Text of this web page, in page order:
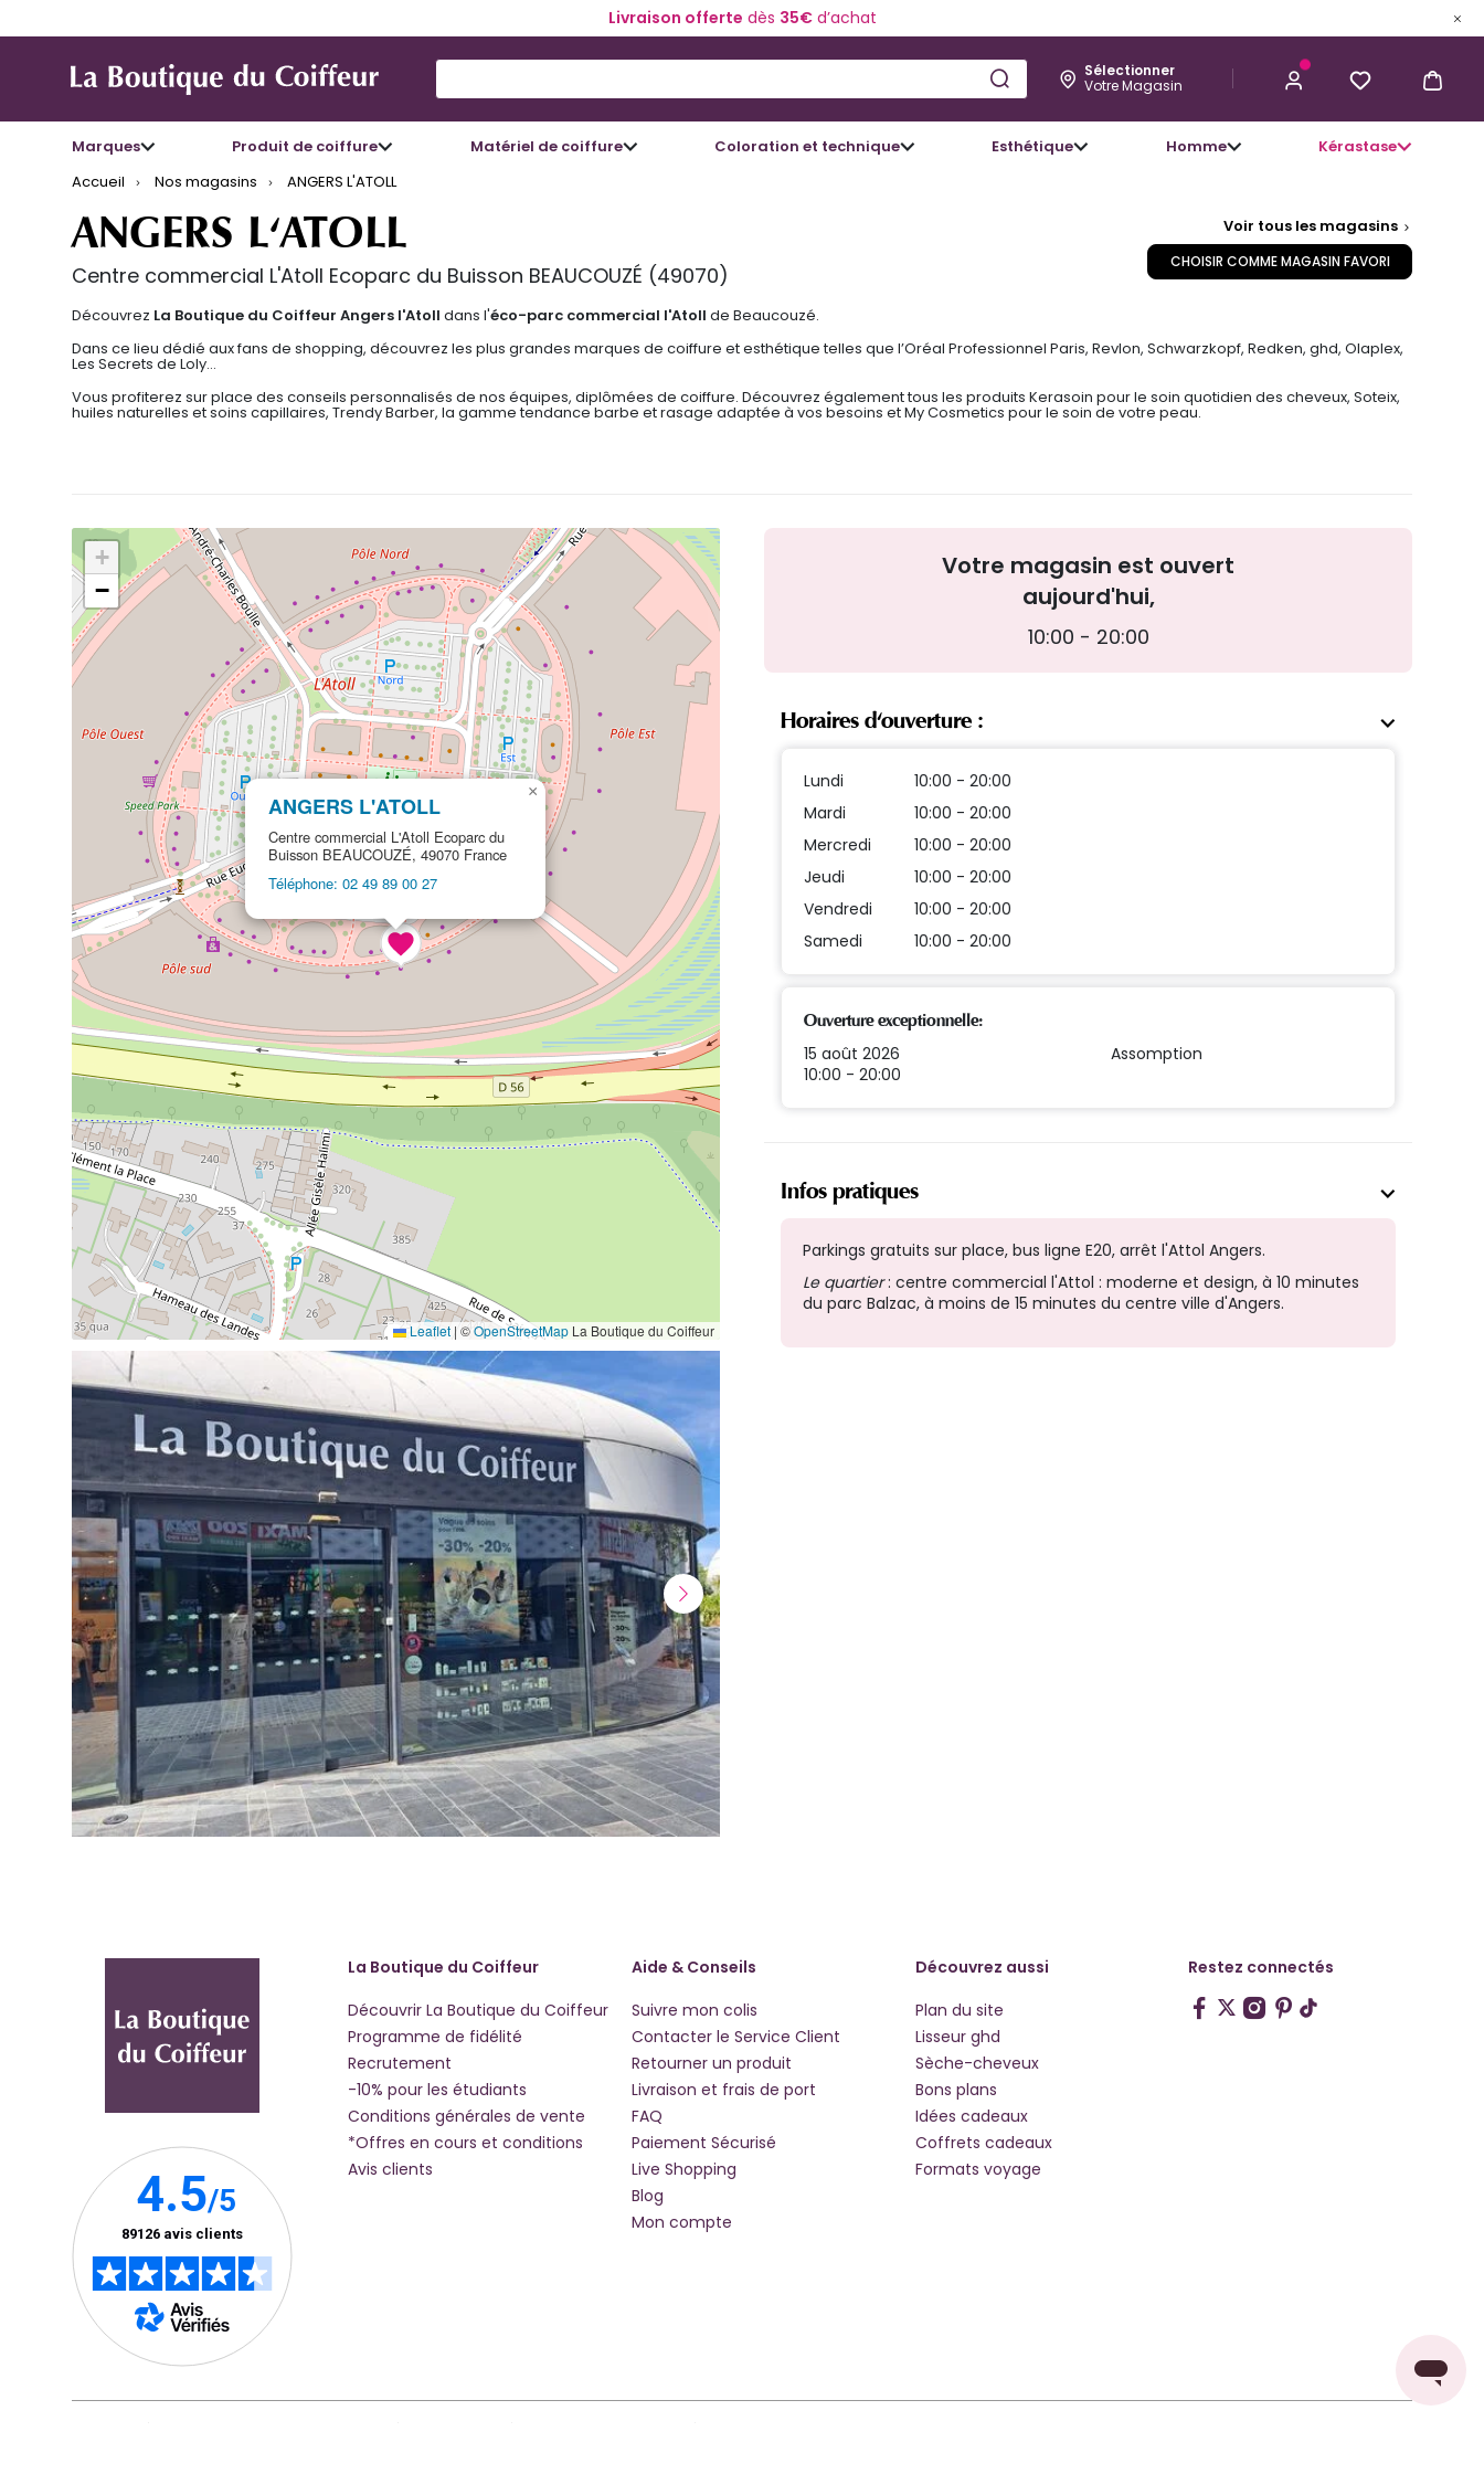
Livraison offerte dès 35€d’achat
Sélectionner
Votre Magasin
Marques Produit de coiffure Matériel de coiffure Coloration et technique Esthétique Homme
Kérastase
Accueil
Nos magasins ANGERS L'ATOLL
Voir tous les magasins
CHOISIR COMME MAGASIN FAVORI
ANGERS L'ATOLL
Centre commercial L'Atoll Ecoparc du Buisson BEAUCOUZÉ (49070)
Découvrez La Boutique du Coiffeur Angers l'Atoll dans l'éco-parc commercial l'Atoll de Beaucouzé.
Dans ce lieu dédié aux fans de shopping, découvrez les plus grandes marques de coiffure et esthétique telles que l’Oréal Professionnel Paris, Revlon, Schwarzkopf, Redken, ghd, Olaplex,
Les Secrets de Loly…
Vous profiterez sur place des conseils personnalisés de nos équipes, diplômées de coiffure. Découvrez également tous les produits Kerasoin pour le soin quotidien des cheveux, Soteix,
huiles naturelles et soins capillaires, Trendy Barber, la gamme tendance barbe et rasage adaptée à vos besoins et My Cosmetics pour le soin de votre peau.
ANGERS L'ATOLL
Centre commercial L'Atoll Ecoparc du
Buisson BEAUCOUZÉ, 49070 France
Téléphone: 02 49 89 00 27
×
+
−
Leaflet | ©OpenStreetMap La Boutique du Coiffeur
Suivant
Votre magasin est ouvert
aujourd'hui,
10:00 - 20:00
Horaires d'ouverture :
Lundi
10:00 - 20:00
Mardi
10:00 - 20:00
Mercredi
10:00 - 20:00
Jeudi
10:00 - 20:00
Vendredi
10:00 - 20:00
Samedi
10:00 - 20:00
Ouverture exceptionnelle:
15 août 2026
10:00 - 20:00
Assomption
Infos pratiques
Parkings gratuits sur place, bus ligne E20, arrêt l'Attol Angers.
Le quartier: centre commercial l'Attol : moderne et design, à 10 minutes
du parc Balzac, à moins de 15 minutes du centre ville d'Angers.
La Boutique du Coiffeur
Découvrir La Boutique du Coiffeur
Programme de fidélité
Recrutement
-10% pour les étudiants
Conditions générales de vente
*Offres en cours et conditions
Avis clients
Aide & Conseils
Suivre mon colis
Contacter le Service Client
Retourner un produit
Livraison et frais de port
FAQ
Paiement Sécurisé
Live Shopping
Blog
Mon compte
Découvrez aussi
Plan du site
Lisseur ghd
Sèche-cheveux
Bons plans
Idées cadeaux
Coffrets cadeaux
Formats voyage
Restez connectés